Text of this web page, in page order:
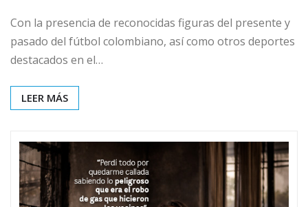
Con la presencia de reconocidas figuras del presente y
pasado del fútbol colombiano, así como otros deportes
destacados en el…
LEER MÁS